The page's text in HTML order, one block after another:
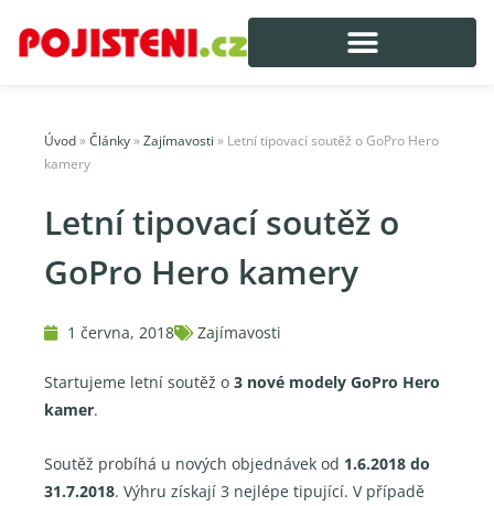
Úvod » Články » Zajímavosti » Letní tipovací soutěž o GoPro Hero
kamery
Letní tipovací soutěž o
GoPro Hero kamery
1 června, 2018 Zajímavosti
Startujeme letní soutěž o 3 nové modely GoPro Hero
kamer.
Soutěž probíhá u nových objednávek od 1.6.2018 do
31.7.2018. Výhru získají 3 nejlépe tipující. V případě